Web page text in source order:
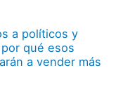
a políticos y
qué esos
a vender más